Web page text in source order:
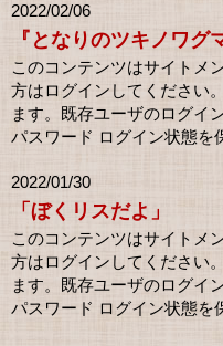
2022/02/06
『となりのツキノワグ
このコンテンツはサイトメ
方はログインしてください
ます。既存ユーザのログイ
パスワード ログイン状態
2022/01/30
「ぼくリスだよ」
このコンテンツはサイトメ
方はログインしてください
ます。既存ユーザのログイ
パスワード ログイン状態